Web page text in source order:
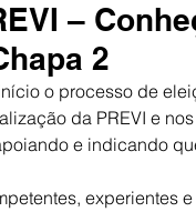
–
2
o processo de
da PREVI e
e indicando
experientes